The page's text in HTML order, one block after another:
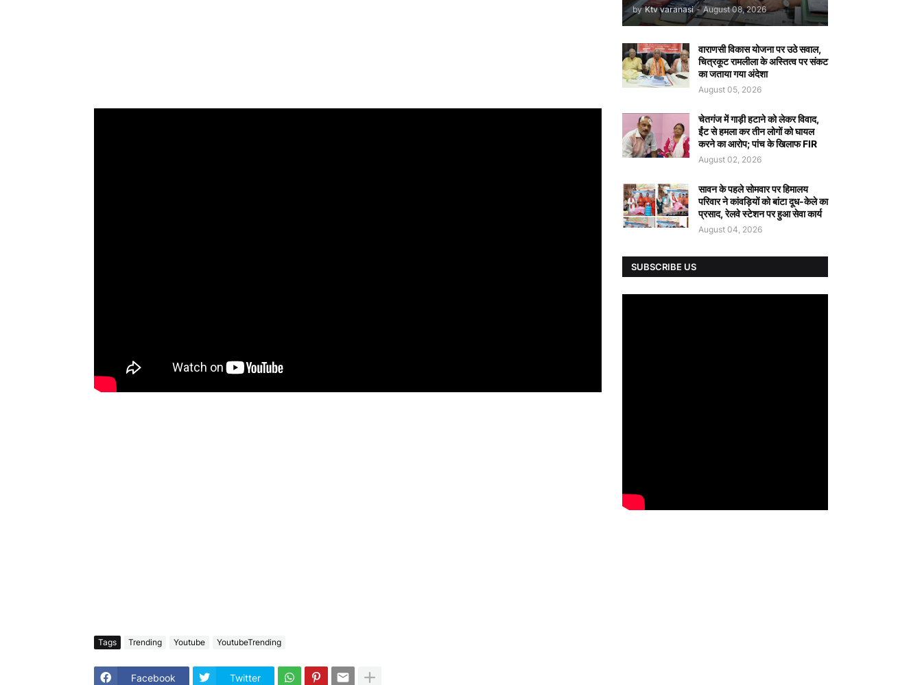
Tags Trending Youtube YoutubeTrending
Facebook Twitter
by Ktv varanasi - August 08, 2026
वाराणसी विकास योजना पर उठे सवाल,
चित्रकूट रामलीला के अस्तित्व पर संकट
का जताया गया अंदेशा
August 05, 2026
चेतगंज में गाड़ी हटाने को लेकर विवाद,
ईंट से हमला कर तीन लोगों को घायल
करने का आरोप; पांच के खिलाफ FIR
August 02, 2026
सावन के पहले सोमवार पर हिमालय
परिवार ने कांवड़ियों को बांटा दूध-केले का
प्रसाद, रेलवे स्टेशन पर हुआ सेवा कार्य
August 04, 2026
SUBSCRIBE US